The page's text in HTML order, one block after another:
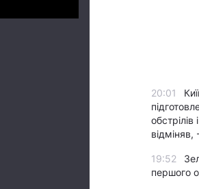
20:01
19:52
першого